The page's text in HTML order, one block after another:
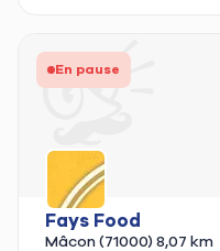
En pause
Fays Food
Mâcon (71000) 8,07 km